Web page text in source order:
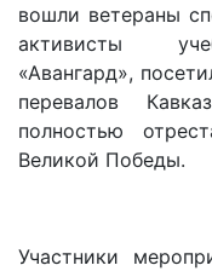
вошли ветераны
активисты
«Авангард»,
перевалов
полностью
Великой Победы.
Участники